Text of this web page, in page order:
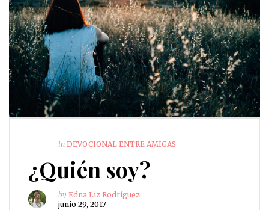
in DEVOCIONAL ENTRE AMIGAS
¿Quién soy?
by Edna Liz Rodríguez
junio 29, 2017